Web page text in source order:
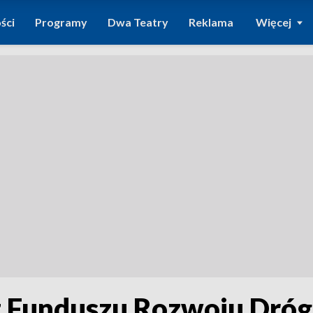
Programy Dwa Teatry Reklama Więcej